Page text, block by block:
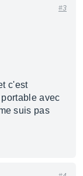
#3
c'est
avec
suis pas